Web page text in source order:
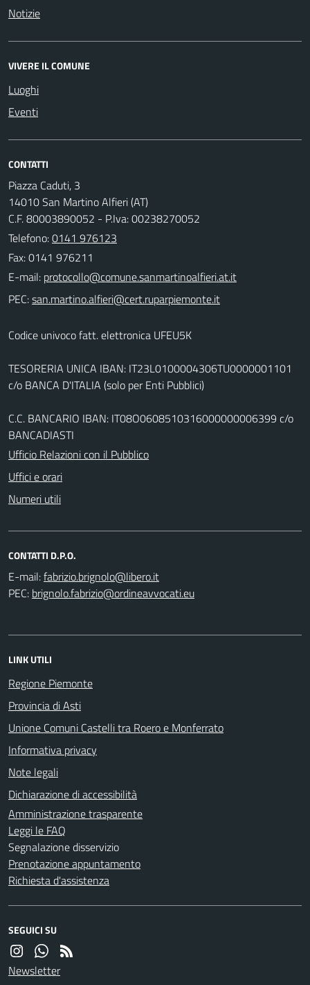
Notizie
VIVERE IL COMUNE
Luoghi
Eventi
CONTATTI
Piazza Caduti, 3
14010 San Martino Alfieri (AT)
C.F. 80003890052 - P.Iva: 00238270052
Telefono:0141 976123
Fax: 0141 976211
E-mail:
PEC:
Codice univoco fatt. elettronica UFEU5K
TESORERIA UNICA IBAN: IT23L0100004306TU0000001101
c/o BANCA D'ITALIA (solo per Enti Pubblici)
C.C. BANCARIO IBAN: IT08O0608510316000000006399 c/o
BANCADIASTI
Ufficio Relazioni con il Pubblico
Uffici e orari
Numeri utili
CONTATTI D.P.O.
E-mail:
PEC:
LINK UTILI
Regione Piemonte
Provincia di Asti
Unione Comuni Castelli tra Roero e Monferrato
Informativa privacy
Note legali
Dichiarazione di accessibilità
Amministrazione trasparente
Leggi le FAQ
Segnalazione disservizio
Prenotazione appuntamento
Richiesta d'assistenza
SEGUICI SU
Newsletter